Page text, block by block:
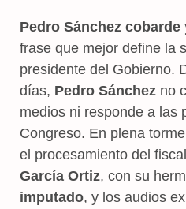
Pedro Sánchez cobarde
frase que mejor define la
presidente del Gobierno.
días, Pedro Sánchez no
medios ni responde a las
Congreso. En plena
el procesamiento del
García Ortiz, con su
imputado, y los audios